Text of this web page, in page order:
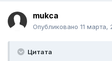
mukca
Опубликовано 11 марта,
Цитата